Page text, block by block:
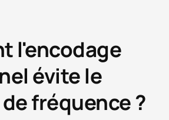
l'encodage
évite le
fréquence ?